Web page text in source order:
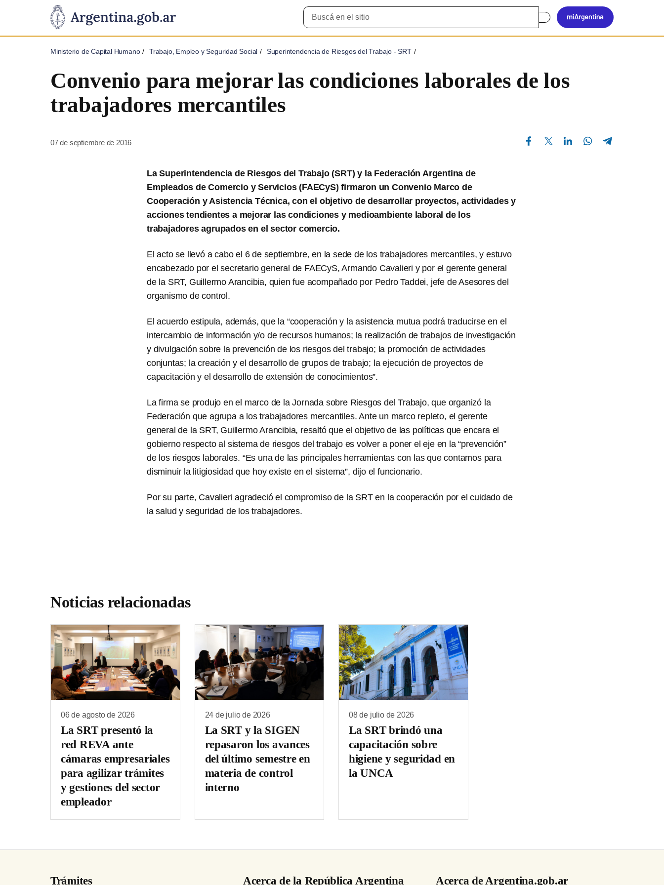
Presidencia
de
Pasar al contenido principal
Mi
Buscar
en
Buscar
Ministerio de Capital Humano Trabajo, Empleo y Seguridad Social Superintendencia de Riesgos del Trabajo - SRT
Convenio para mejorar las condiciones laborales de los
trabajadores mercantiles
07 de septiembre de 2016
Compartir en Facebook Compartir en X Compartir en Linkedin Compartir en Whatsapp
La Superintendencia de Riesgos del Trabajo (SRT) y la Federación Argentina de
Empleados de Comercio y Servicios (FAECyS) firmaron un Convenio Marco de
Cooperación y Asistencia Técnica, con el objetivo de desarrollar proyectos, actividades y
acciones tendientes a mejorar las condiciones y medioambiente laboral de los
trabajadores agrupados en el sector comercio.
El acto se llevó a cabo el 6 de septiembre, en la sede de los trabajadores mercantiles, y estuvo
encabezado por el secretario general de FAECyS, Armando Cavalieri y por el gerente general
de la SRT, Guillermo Arancibia, quien fue acompañado por Pedro Taddei, jefe de Asesores del
organismo de control.
El acuerdo estipula, además, que la “cooperación y la asistencia mutua podrá traducirse en el
intercambio de información y/o de recursos humanos; la realización de trabajos de investigación
y divulgación sobre la prevención de los riesgos del trabajo; la promoción de actividades
conjuntas; la creación y el desarrollo de grupos de trabajo; la ejecución de proyectos de
capacitación y el desarrollo de extensión de conocimientos”.
La firma se produjo en el marco de la Jornada sobre Riesgos del Trabajo, que organizó la
Federación que agrupa a los trabajadores mercantiles. Ante un marco repleto, el gerente
general de la SRT, Guillermo Arancibia, resaltó que el objetivo de las políticas que encara el
gobierno respecto al sistema de riesgos del trabajo es volver a poner el eje en la “prevención”
de los riesgos laborales. “Es una de las principales herramientas con las que contamos para
disminuir la litigiosidad que hoy existe en el sistema”, dijo el funcionario.
Por su parte, Cavalieri agradeció el compromiso de la SRT en la cooperación por el cuidado de
la salud y seguridad de los trabajadores.
Noticias relacionadas
06 de agosto de 2026
La SRT presentó la
red REVA ante
cámaras empresariales
para agilizar trámites
y gestiones del sector
empleador
24 de julio de 2026
La SRT y la SIGEN
repasaron los avances
del último semestre en
materia de control
interno
08 de julio de 2026
La SRT brindó una
capacitación sobre
higiene y seguridad en
la UNCA
Trámites Acerca de la República Argentina Acerca de Argentina.gob.ar